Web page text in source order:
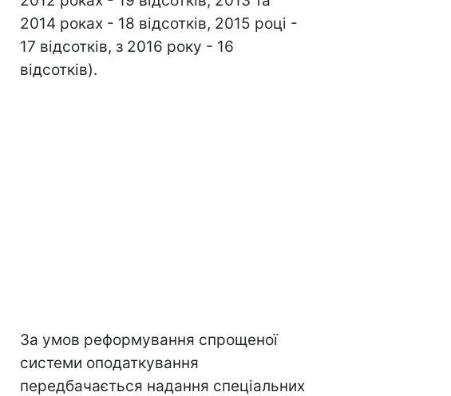
2014 роках - 18 відсотків, 2015 році -
17 відсотків, з 2016 року - 16
відсотків).
За умов реформування спрощеної
системи оподаткування
передбачається надання спеціальних